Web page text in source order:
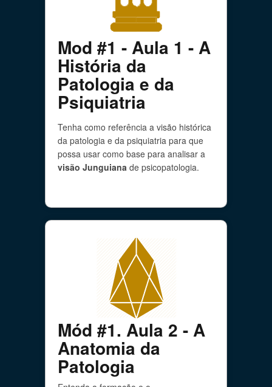
Mod #1 - Aula 1 - A
História da
Patologia e da
Psiquiatria
Tenha como referência a visão histórica
da patologia e da psiquiatria para que
possa usar como base para analisar a
visão Junguiana de psicopatologia.
Mód #1. Aula 2 - A
Anatomia da
Patologia